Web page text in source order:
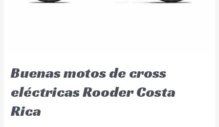
Buenas motos de cross
eléctricas Rooder Costa
Rica